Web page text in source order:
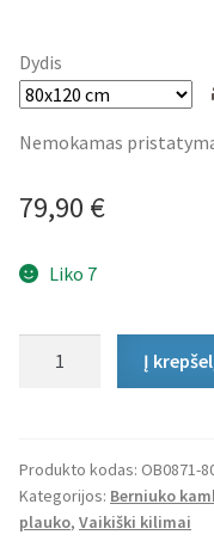
Dydis
Nemokamas
79,90 €
Liko 7
Happy
Jungle
Į
Produkto kodas: OB0871-
Kategorijos: Berniuko
plauko, Vaikiški kilimai